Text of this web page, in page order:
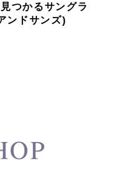
つかるサングラ
ンドサンズ)